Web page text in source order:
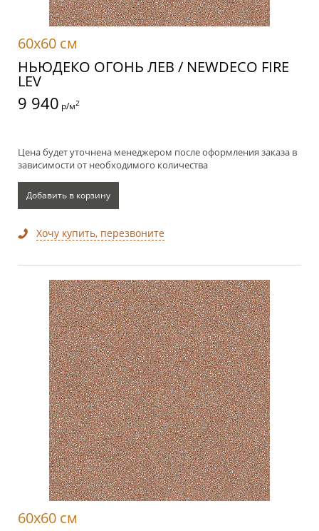
60x60 см
НЬЮДЕКО ОГОНЬ ЛЕВ / NEWDECO FIRE
LEV
9 940 р/м2
Цена будет уточнена менеджером после оформления заказа в
зависимости от необходимого количества
Добавить в корзину
Хочу купить, перезвоните
60x60 см